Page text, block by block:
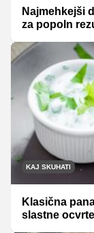
Najmehkejši
za popoln
KAJ SKUHATI
Klasična
slastne